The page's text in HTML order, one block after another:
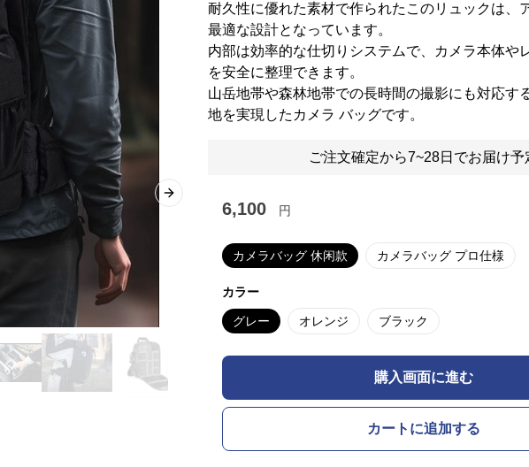
Next slide
耐久性に優れた素材で作られたこのリュックは、
最適な設計となっています。
内部は効率的な仕切りシステムで、カメラ本体や
を安全に整理できます。
山岳地帯や森林地帯での長時間の撮影にも対応す
地を実現したカメラ バッグです。
ご注文確定から7~28日でお届け予
6,100 円
カメラバッグ 休闲款 カメラバッグ プロ仕様
カラー
グレー オレンジ ブラック
購入画面に進む
カートに追加する